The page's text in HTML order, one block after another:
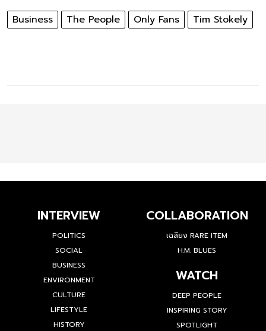
Business The People Only Fans Tim Stokely
INTERVIEW
POLITICS
SOCIAL
BUSINESS
ENVIRONMENT
CULTURE
LIFESTYLE
HISTORY
COLLABORATION
เฉลียง RARE ITEM
H.M. BLUES
WATCH
DEEP PEOPLE
INSPIRING STORY
SPOTLIGHT